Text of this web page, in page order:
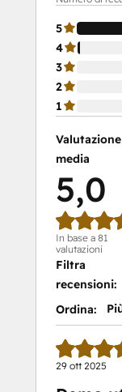
5
4
3
2
1
Valutazione
media
5,0
In base a 81
valutazioni
Filtra
recensioni:
Ordina:
29 ott 2025